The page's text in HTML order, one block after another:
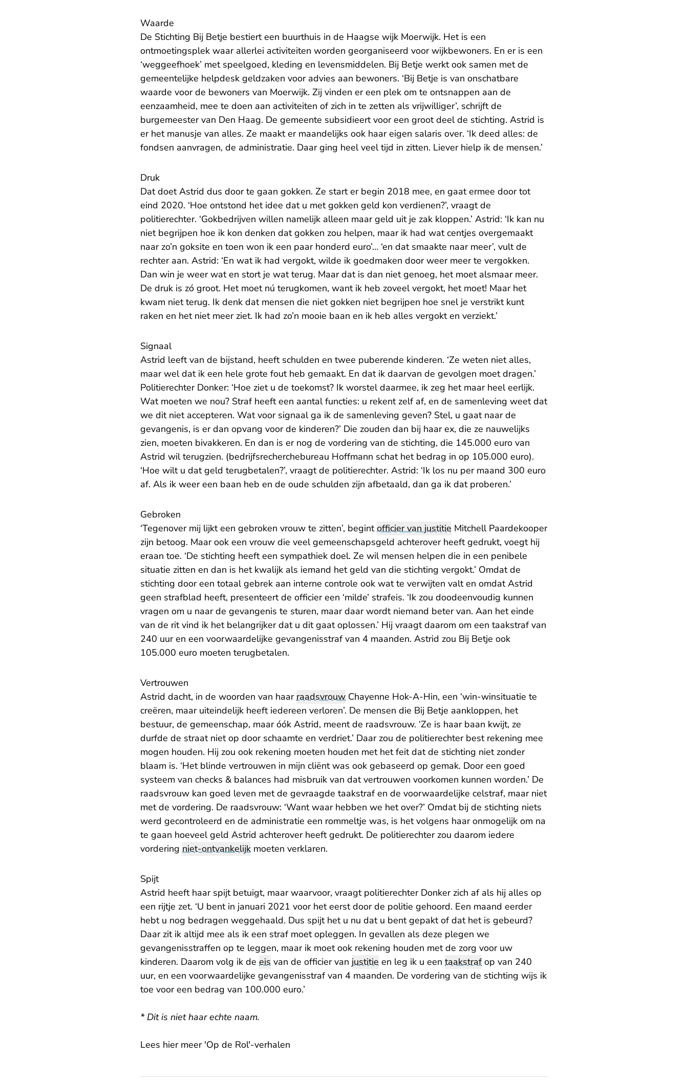
Waarde
De Stichting Bij Betje bestiert een buurthuis in de Haagse wijk Moerwijk. Het is een
ontmoetingsplek waar allerlei activiteiten worden georganiseerd voor wijkbewoners. En er is een
‘weggeefhoek’ met speelgoed, kleding en levensmiddelen. Bij Betje werkt ook samen met de
gemeentelijke helpdesk geldzaken voor advies aan bewoners. ‘Bij Betje is van onschatbare
waarde voor de bewoners van Moerwijk. Zij vinden er een plek om te ontsnappen aan de
eenzaamheid, mee te doen aan activiteiten of zich in te zetten als vrijwilliger’, schrijft de
burgemeester van Den Haag. De gemeente subsidieert voor een groot deel de stichting. Astrid is
er het manusje van alles. Ze maakt er maandelijks ook haar eigen salaris over. ‘Ik deed alles: de
fondsen aanvragen, de administratie. Daar ging heel veel tijd in zitten. Liever hielp ik de mensen.’
Druk
Dat doet Astrid dus door te gaan gokken. Ze start er begin 2018 mee, en gaat ermee door tot
eind 2020. ‘Hoe ontstond het idee dat u met gokken geld kon verdienen?’, vraagt de
politierechter. ‘Gokbedrijven willen namelijk alleen maar geld uit je zak kloppen.’ Astrid: ‘Ik kan nu
niet begrijpen hoe ik kon denken dat gokken zou helpen, maar ik had wat centjes overgemaakt
naar zo’n goksite en toen won ik een paar honderd euro’… ‘en dat smaakte naar meer’, vult de
rechter aan. Astrid: ‘En wat ik had vergokt, wilde ik goedmaken door weer meer te vergokken.
Dan win je weer wat en stort je wat terug. Maar dat is dan niet genoeg, het moet alsmaar meer.
De druk is zó groot. Het moet nú terugkomen, want ik heb zoveel vergokt, het moet! Maar het
kwam niet terug. Ik denk dat mensen die niet gokken niet begrijpen hoe snel je verstrikt kunt
raken en het niet meer ziet. Ik had zo’n mooie baan en ik heb alles vergokt en verziekt.’
Signaal
Astrid leeft van de bijstand, heeft schulden en twee puberende kinderen. ‘Ze weten niet alles,
maar wel dat ik een hele grote fout heb gemaakt. En dat ik daarvan de gevolgen moet dragen.’
Politierechter Donker: ‘Hoe ziet u de toekomst? Ik worstel daarmee, ik zeg het maar heel eerlijk.
Wat moeten we nou? Straf heeft een aantal functies: u rekent zelf af, en de samenleving weet dat
we dit niet accepteren. Wat voor signaal ga ik de samenleving geven? Stel, u gaat naar de
gevangenis, is er dan opvang voor de kinderen?’ Die zouden dan bij haar ex, die ze nauwelijks
zien, moeten bivakkeren. En dan is er nog de vordering van de stichting, die 145.000 euro van
Astrid wil terugzien. (bedrijfsrecherchebureau Hoffmann schat het bedrag in op 105.000 euro).
‘Hoe wilt u dat geld terugbetalen?’, vraagt de politierechter. Astrid: ‘Ik los nu per maand 300 euro
af. Als ik weer een baan heb en de oude schulden zijn afbetaald, dan ga ik dat proberen.’
Gebroken
‘Tegenover mij lijkt een gebroken vrouw te zitten’, begintofficier van justitie Mitchell Paardekooper
zijn betoog. Maar ook een vrouw die veel gemeenschapsgeld achterover heeft gedrukt, voegt hij
eraan toe. ‘De stichting heeft een sympathiek doel. Ze wil mensen helpen die in een penibele
situatie zitten en dan is het kwalijk als iemand het geld van die stichting vergokt.’ Omdat de
stichting door een totaal gebrek aan interne controle ook wat te verwijten valt en omdat Astrid
geen strafblad heeft, presenteert de officier een ‘milde’ strafeis. ‘Ik zou doodeenvoudig kunnen
vragen om u naar de gevangenis te sturen, maar daar wordt niemand beter van. Aan het einde
van de rit vind ik het belangrijker dat u dit gaat oplossen.’ Hij vraagt daarom om een taakstraf van
240 uur en een voorwaardelijke gevangenisstraf van 4 maanden. Astrid zou Bij Betje ook
105.000 euro moeten terugbetalen.
Vertrouwen
Astrid dacht, in de woorden van haarraadsvrouw Chayenne Hok-A-Hin, een ‘win-winsituatie te
creëren, maar uiteindelijk heeft iedereen verloren’. De mensen die Bij Betje aankloppen, het
bestuur, de gemeenschap, maar óók Astrid, meent de raadsvrouw. ‘Ze is haar baan kwijt, ze
durfde de straat niet op door schaamte en verdriet.’ Daar zou de politierechter best rekening mee
mogen houden. Hij zou ook rekening moeten houden met het feit dat de stichting niet zonder
blaam is. ‘Het blinde vertrouwen in mijn cliënt was ook gebaseerd op gemak. Door een goed
systeem van checks & balances had misbruik van dat vertrouwen voorkomen kunnen worden.’ De
raadsvrouw kan goed leven met de gevraagde taakstraf en de voorwaardelijke celstraf, maar niet
met de vordering. De raadsvrouw: ‘Want waar hebben we het over?’ Omdat bij de stichting niets
werd gecontroleerd en de administratie een rommeltje was, is het volgens haar onmogelijk om na
te gaan hoeveel geld Astrid achterover heeft gedrukt. De politierechter zou daarom iedere
vordering niet-ontvankelijk moeten verklaren.
Spijt
Astrid heeft haar spijt betuigt, maar waarvoor, vraagt politierechter Donker zich af als hij alles op
een rijtje zet. ‘U bent in januari 2021 voor het eerst door de politie gehoord. Een maand eerder
hebt u nog bedragen weggehaald. Dus spijt het u nu dat u bent gepakt of dat het is gebeurd?
Daar zit ik altijd mee als ik een straf moet opleggen. In gevallen als deze plegen we
gevangenisstraffen op te leggen, maar ik moet ook rekening houden met de zorg voor uw
kinderen. Daarom volg ik de eis van de officier van justitie en leg ik u een taakstrafop van 240
uur, en een voorwaardelijke gevangenisstraf van 4 maanden. De vordering van de stichting wijs ik
toe voor een bedrag van 100.000 euro.’
* Dit is niet haar echte naam.
Lees hier meer 'Op de Rol'-verhalen